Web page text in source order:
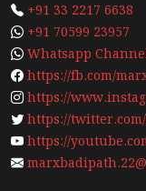
+91 33 2217 6638
+91 70599 23957
Whatsapp
https://fb.com/
https://
https://
https://